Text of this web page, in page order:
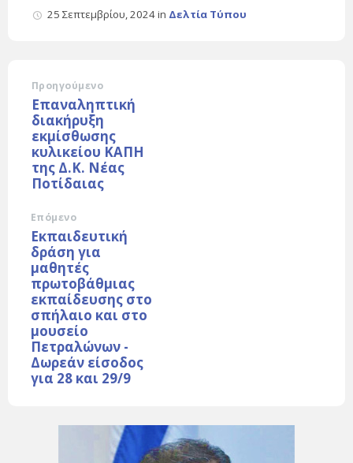
25 Σεπτεμβρίου, 2024in Δελτία Τύπου
Προηγούμενο
Επαναληπτική
διακήρυξη
εκμίσθωσης
κυλικείου ΚΑΠΗ
της Δ.Κ. Νέας
Ποτίδαιας
Επόμενο
Eκπαιδευτική
δράση για
μαθητές
πρωτοβάθμιας
εκπαίδευσης στο
σπήλαιο και στο
μουσείο
Πετραλώνων -
Δωρεάν είσοδος
για 28 και 29/9